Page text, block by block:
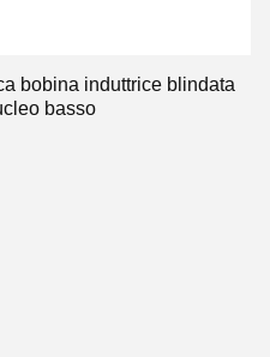
bobina induttrice blindata
basso